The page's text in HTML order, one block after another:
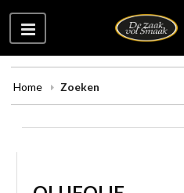
Home Zoeken